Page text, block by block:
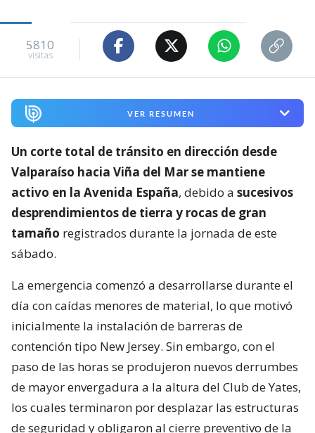
5810
visitas
VER RESUMEN
Un corte total de tránsito en dirección desde
Valparaíso hacia Viña del Mar se mantiene
activo en la Avenida España, debido a sucesivos
desprendimientos de tierra y rocas de gran
tamaño registrados durante la jornada de este
sábado.
La emergencia comenzó a desarrollarse durante el
día con caídas menores de material, lo que motivó
inicialmente la instalación de barreras de
contención tipo New Jersey. Sin embargo, con el
paso de las horas se produjeron nuevos derrumbes
de mayor envergadura a la altura del Club de Yates,
los cuales terminaron por desplazar las estructuras
de seguridad y obligaron al cierre preventivo de la